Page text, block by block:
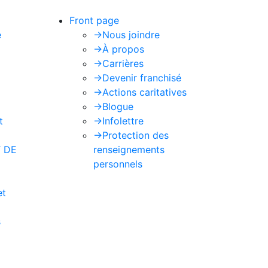
DE
Front page
->Nous joindre
->À propos
->Carrières
->Devenir franchisé
->Actions caritatives
->Blogue
->Infolettre
->Protection des
renseignements
personnels